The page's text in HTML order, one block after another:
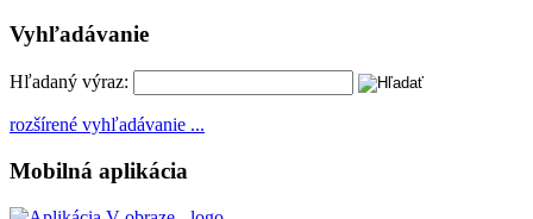
Vyhľadávanie
Hľadaný výraz:
rozšírené vyhľadávanie ...
Mobilná aplikácia